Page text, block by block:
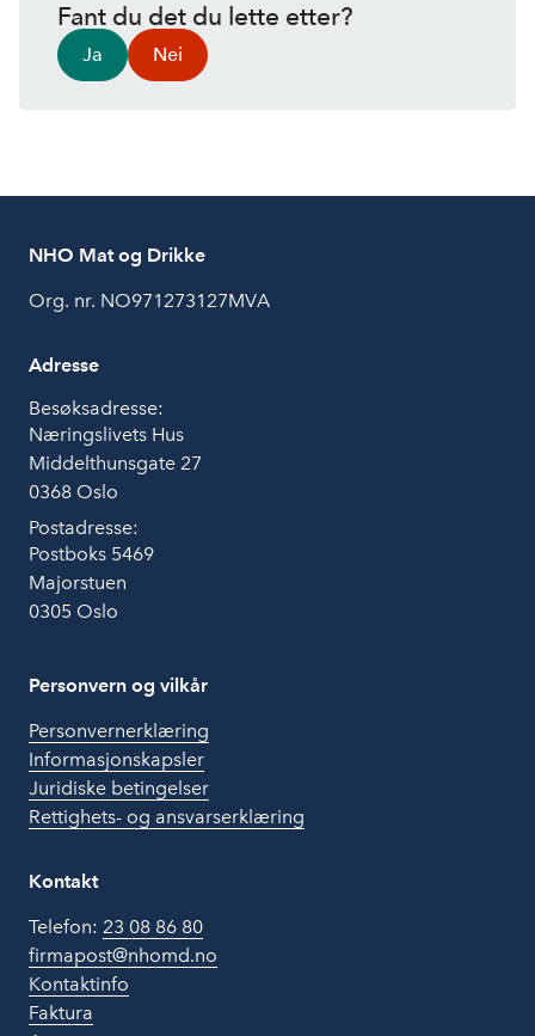
Fant du det du lette etter?
Ja Nei
NHO Mat og Drikke
Org. nr. NO971273127MVA
Adresse
Besøksadresse:
Næringslivets Hus
Middelthunsgate 27
0368 Oslo
Postadresse:
Postboks 5469
Majorstuen
0305 Oslo
Personvern og vilkår
Personvernerklæring
Informasjonskapsler
Juridiske betingelser
Rettighets- og ansvarserklæring
Kontakt
Telefon: 23 08 86 80
firmapost@nhomd.no
Kontaktinfo
Faktura